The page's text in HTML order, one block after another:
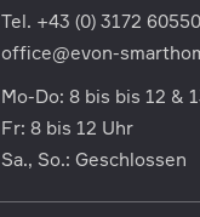
Tel. +43 (0) 3172 60550
office@evon-
Mo-Do: 8 bis bis 12 &
Fr: 8 bis 12 Uhr
Sa., So.: Geschlossen